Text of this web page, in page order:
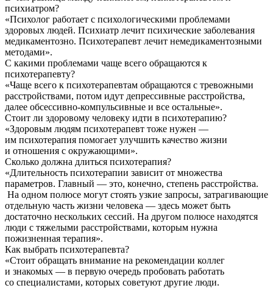
психиатром?
«Психолог работает с психологическими проблемами
здоровых людей. Психиатр лечит психические заболевания
медикаментозно. Психотерапевт лечит немедикаментозными
методами».
С какими проблемами чаще всего обращаются к
психотерапевту?
«Чаще всего к психотерапевтам обращаются с тревожными
расстройствами, потом идут депрессивные расстройства,
далее обсессивно-компульсивные и все остальные».
Стоит ли здоровому человеку идти в психотерапию?
«Здоровым людям психотерапевт тоже нужен —
им психотерапия помогает улучшить качество жизни
и отношения с окружающими».
Сколько должна длиться психотерапия?
«Длительность психотерапии зависит от множества
параметров. Главный — это, конечно, степень расстройства.
На одном полюсе могут стоять узкие запросы, затрагивающие
отдельную часть жизни человека — здесь может быть
достаточно нескольких сессий. На другом полюсе находятся
люди с тяжелыми расстройствами, которым нужна
пожизненная терапия».
Как выбрать психотерапевта?
«Стоит обращать внимание на рекомендации коллег
и знакомых — в первую очередь пробовать работать
со специалистами, которых советуют другие люди.